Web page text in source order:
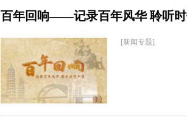
百年回响——记录百年风华 聆听
[新闻专题]